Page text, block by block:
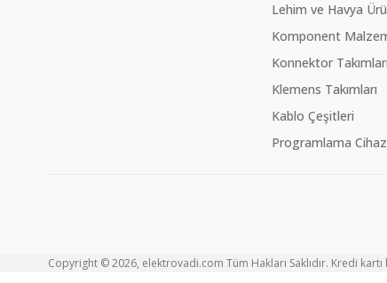
Lehim ve Havya
Komponent
Konnektor Takımları
Klemens Takımları
Kablo Çeşitleri
Programlama
Copyright © 2026, elektrovadi.com Tüm Hakları Saklıdır. Kredi